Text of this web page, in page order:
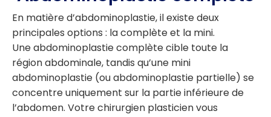
En matière d’abdominoplastie, il existe deux
principales options : la complète et la mini.
Une abdominoplastie complète cible toute la
région abdominale, tandis qu’une mini
abdominoplastie (ou abdominoplastie partielle) se
concentre uniquement sur la partie inférieure de
l’abdomen. Votre chirurgien plasticien vous